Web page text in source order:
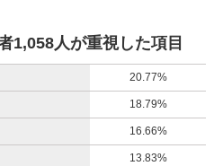
1,058人が重視した項目
20.77%
18.79%
16.66%
13.83%